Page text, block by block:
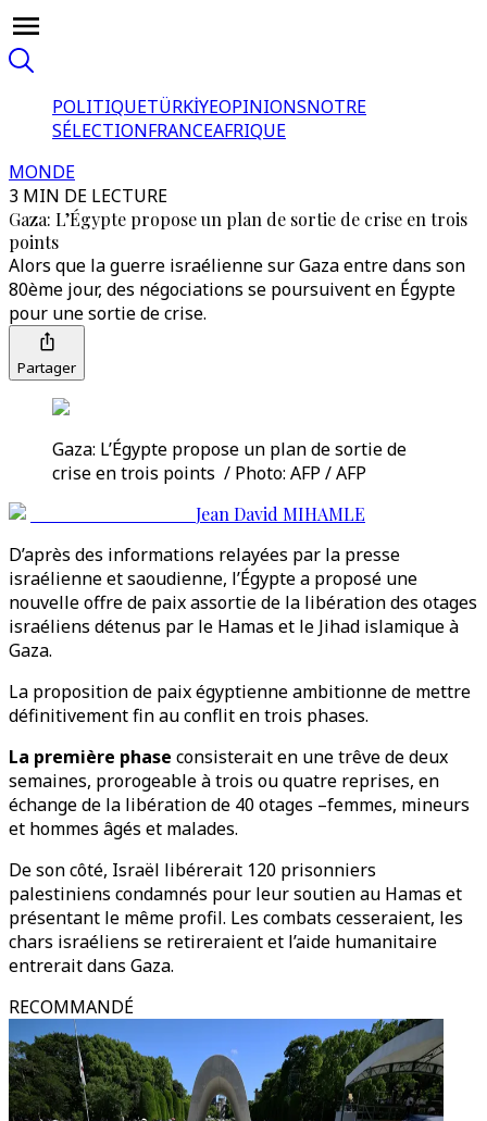
POLITIQUETÜRKİYEOPINIONSNOTRE
SÉLECTIONFRANCEAFRIQUE
MONDE
3 MIN DE LECTURE
Gaza: L’Égypte propose un plan de sortie de crise en trois
points
Alors que la guerre israélienne sur Gaza entre dans son
80ème jour, des négociations se poursuivent en Égypte
pour une sortie de crise.
Partager
Gaza: L’Égypte propose un plan de sortie de
crise en trois points / Photo: AFP / AFP
Jean David MIHAMLE
D’après des informations relayées par la presse
israélienne et saoudienne, l’Égypte a proposé une
nouvelle offre de paix assortie de la libération des otages
israéliens détenus par le Hamas et le Jihad islamique à
Gaza.
La proposition de paix égyptienne ambitionne de mettre
définitivement fin au conflit en trois phases.
La première phase consisterait en une trêve de deux
semaines, prorogeable à trois ou quatre reprises, en
échange de la libération de 40 otages –femmes, mineurs
et hommes âgés et malades.
De son côté, Israël libérerait 120 prisonniers
palestiniens condamnés pour leur soutien au Hamas et
présentant le même profil. Les combats cesseraient, les
chars israéliens se retireraient et l’aide humanitaire
entrerait dans Gaza.
RECOMMANDÉ